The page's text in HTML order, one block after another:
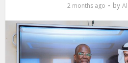
2 months ago by